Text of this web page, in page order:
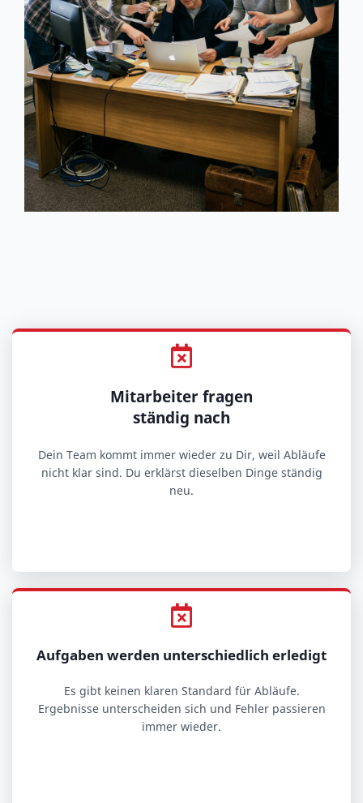
Mitarbeiter fragen
ständig nach
Dein Team kommt immer wieder zu Dir, weil Abläufe
nicht klar sind. Du erklärst dieselben Dinge ständig
neu.
Aufgaben werden unterschiedlich erledigt
Es gibt keinen klaren Standard für Abläufe.
Ergebnisse unterscheiden sich und Fehler passieren
immer wieder.